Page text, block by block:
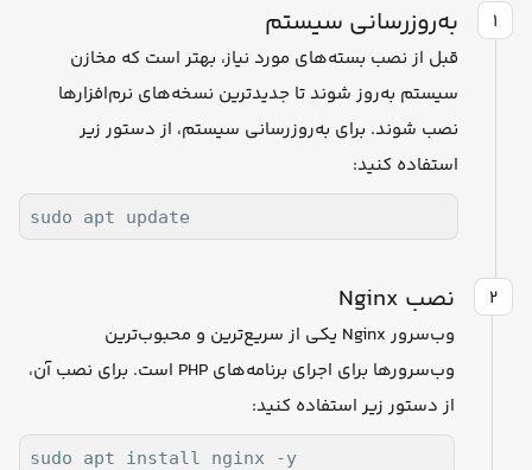
۱ به‌روزرسانی سیستم
قبل از نصب بسته‌های مورد نیاز، بهتر است که مخازن
سیستم به‌روز شوند تا جدیدترین نسخه‌های نرم‌افزارها
نصب شوند. برای به‌روزرسانی سیستم، از دستور زیر
استفاده کنید:
sudo apt update
۲ نصب Nginx
وب‌سرور Nginx یکی از سریع‌ترین و محبوب‌ترین
وب‌سرورها برای اجرای برنامه‌های PHP است. برای نصب آن،
از دستور زیر استفاده کنید:
sudo apt install nginx -y